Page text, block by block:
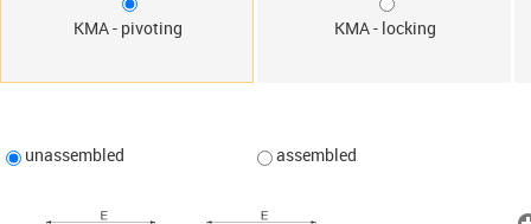
KMA - pivoting KMA - locking
unassembled assembled